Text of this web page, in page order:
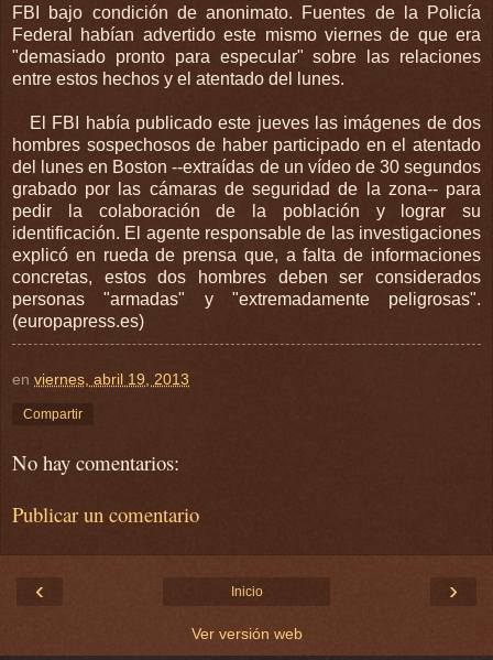
FBI bajo condición de anonimato. Fuentes de la Policía
Federal habían advertido este mismo viernes de que era
"demasiado pronto para especular" sobre las relaciones
entre estos hechos y el atentado del lunes.
El FBI había publicado este jueves las imágenes de dos
hombres sospechosos de haber participado en el atentado
del lunes en Boston --extraídas de un vídeo de 30 segundos
grabado por las cámaras de seguridad de la zona-- para
pedir la colaboración de la población y lograr su
identificación. El agente responsable de las investigaciones
explicó en rueda de prensa que, a falta de informaciones
concretas, estos dos hombres deben ser considerados
personas "armadas" y "extremadamente peligrosas".
(europapress.es)
en viernes, abril 19, 2013
Compartir
No hay comentarios:
Publicar un comentario
‹ ›
Inicio
Ver versión web